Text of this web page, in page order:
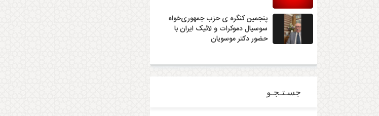
پنجمین کنگره ی حزب جمهوری‌خواه
سوسیال دموکرات و لائیک ایران با
حضور دکتر موسویان
جسـتـجـو